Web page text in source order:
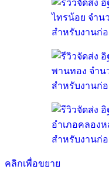
คลิกเพื่อขยาย